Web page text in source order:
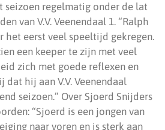
seizoen regelmatig onder de lat
van V.V. Veenendaal 1. “Ralph
het eerst veel speeltijd gekregen.
een keeper te zijn met veel
zich met goede reflexen en
dat hij aan V.V. Veenendaal
seizoen.” Over Sjoerd Snijders
“Sjoerd is een jongen van
naar voren en is sterk aan